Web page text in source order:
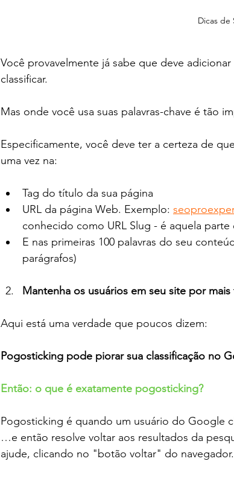
Dicas de
Você provavelmente já sabe que deve
classificar.
Mas onde você usa suas palavras-chave é tão
Especificamente, você deve ter a certeza de
uma vez na:
Tag do título da sua página
URL da página Web. Exemplo:
conhecido como URL Slug - é aquela
E nas primeiras 100 palavras do seu
parágrafos)
Mantenha os usuários em seu site por
Aqui está uma verdade que poucos dizem:
Pogosticking pode piorar sua classificação no
Então: o que é exatamente pogosticking?
Pogosticking é quando um usuário do Google
…e então resolve voltar aos resultados da
ajude, clicando no "botão voltar" do navegador.